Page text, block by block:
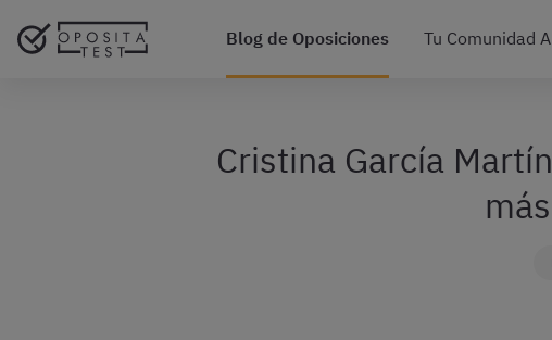
Blog de Oposiciones Tu Comunidad
Cristina García